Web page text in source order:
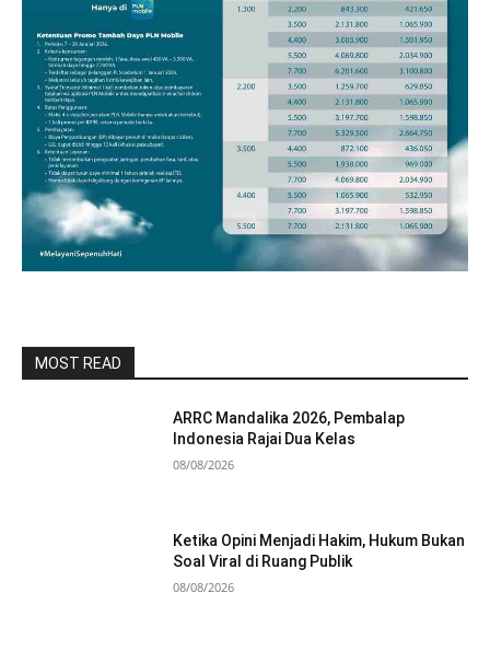
MOST READ
ARRC Mandalika 2026, Pembalap
Indonesia Rajai Dua Kelas
08/08/2026
Ketika Opini Menjadi Hakim, Hukum Bukan
Soal Viral di Ruang Publik
08/08/2026